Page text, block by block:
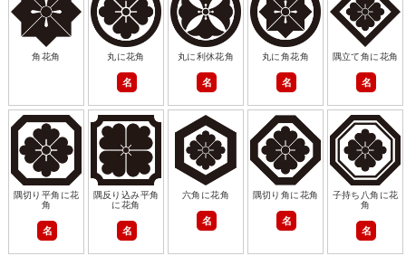
角花角 丸に花角
名
丸に利休花角
名
丸に角花角
名
隅立て角に花角
名
隅切り平角に花
角
名
隅反り込み平角
に花角
名
六角に花角
名
隅切り角に花角
名
子持ち八角に花
角
名